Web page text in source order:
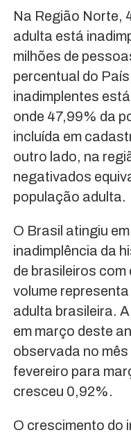
Na Região Norte,
adulta está
milhões de
percentual do
inadimplentes
onde 47,99% da
incluída em
outro lado, na
negativados
população adulta.
O Brasil atingiu
inadimplência da
de brasileiros
volume
adulta brasileira.
em março deste
observada no
fevereiro para
cresceu 0,92%.
O crescimento do